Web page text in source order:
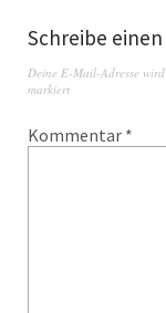
Schreibe
Deine E-Mail-Adresse
markiert
Kommentar *